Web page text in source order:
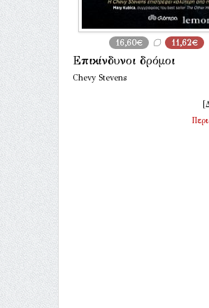
16,60€ 11,62€
Επικίνδυνοι δρόμοι
Chevy Stevens